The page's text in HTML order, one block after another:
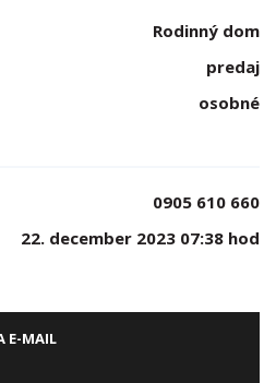
Rodinný dom
predaj
osobné
0905 610 660
22. december 2023 07:38 hod
E-MAIL